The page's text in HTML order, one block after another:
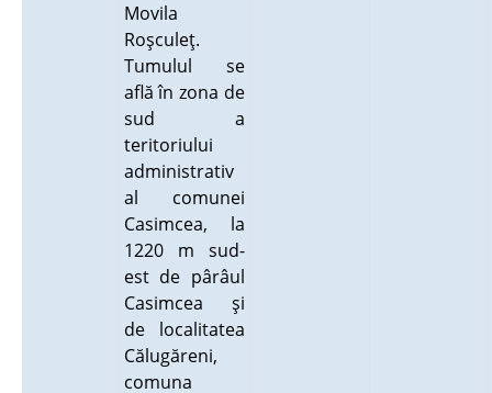
Movila
Roşculeţ.
Tumulul se
află în zona de
sud a
teritoriului
administrativ
al comunei
Casimcea, la
1220 m sud-
est de pârâul
Casimcea şi
de localitatea
Călugăreni,
comuna